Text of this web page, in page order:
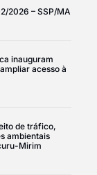
2026 – SSP/MA
inauguram
acesso à
de tráfico,
ambientais
Mirim